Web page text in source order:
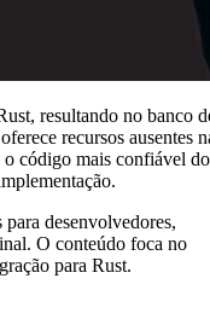
resultando no banco
recursos ausentes
código mais confiável do
desenvolvedores,
O conteúdo foca no
para Rust.